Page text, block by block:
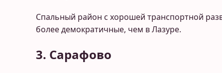
Спальный район с хорошей транспортной
более демократичные, чем в Лазуре.
3. Сарафово